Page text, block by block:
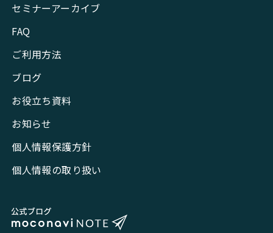
セミナーアーカイブ
FAQ
ご利用方法
ブログ
お役立ち資料
お知らせ
個人情報保護方針
個人情報の取り扱い